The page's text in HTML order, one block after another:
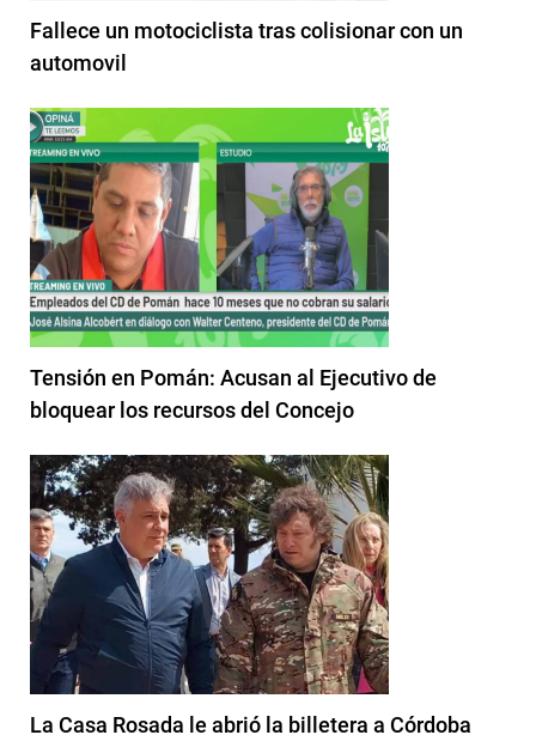
Fallece un motociclista tras colisionar con un
automovil
Tensión en Pomán: Acusan al Ejecutivo de
bloquear los recursos del Concejo
La Casa Rosada le abrió la billetera a Córdoba